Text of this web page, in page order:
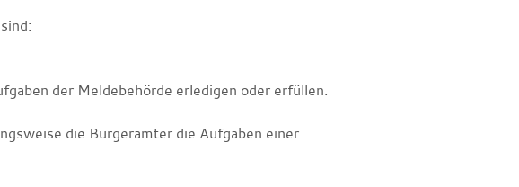
der Meldebehörde erledigen oder erfüllen.
die Bürgerämter die Aufgaben einer